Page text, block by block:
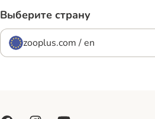
Выберите страну
zooplus.com / en